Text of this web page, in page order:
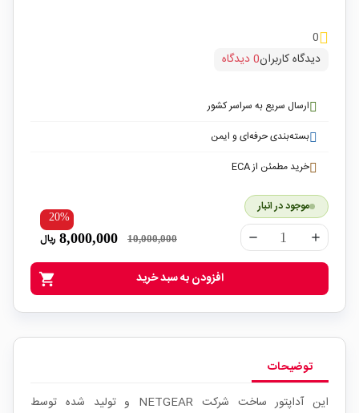
0
دیدگاه کاربران0 دیدگاه
ارسال سریع به سراسر کشور
بسته‌بندی حرفه‌ای و ایمن
خرید مطمئن از ECA
موجود در انبار
remove add
20%
10,000,000
8,000,000 ریال
shopping_cart افزودن به سبد خرید
توضیحات
این آداپتور ساخت شرکت NETGEAR و تولید شده توسط